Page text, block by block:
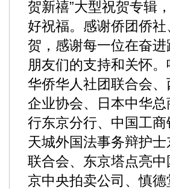
贺新禧”大型祝贺专辑
好祝福。感谢侨团侨
贺，感谢每一位在奋
朋友们的支持和关怀
华侨华人社团联合会
企业协会、日本中华
行东京分行、中国工
天城外国法事务辩护
联合会、东京塔点亮
京中央拍卖公司、慎